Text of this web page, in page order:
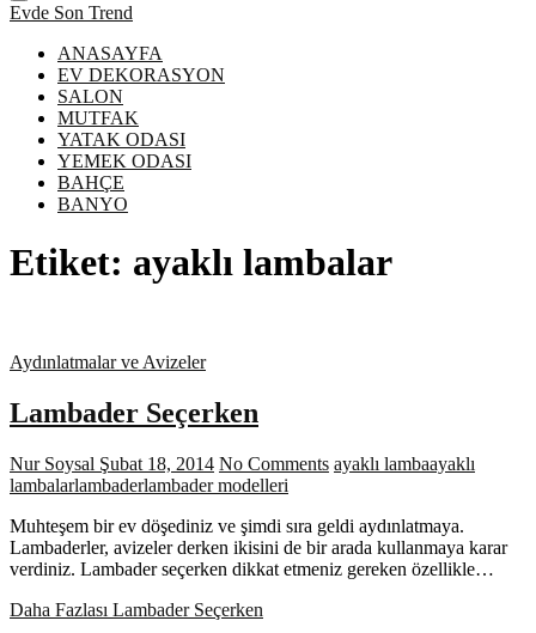
Evde Son Trend
ANASAYFA
EV DEKORASYON
SALON
MUTFAK
YATAK ODASI
YEMEK ODASI
BAHÇE
BANYO
Etiket: ayaklı lambalar
Aydınlatmalar ve Avizeler
Lambader Seçerken
Nur Soysal Şubat 18, 2014 No Comments ayaklı lambaayaklı
lambalarlambaderlambader modelleri
Muhteşem bir ev döşediniz ve şimdi sıra geldi aydınlatmaya.
Lambaderler, avizeler derken ikisini de bir arada kullanmaya karar
verdiniz. Lambader seçerken dikkat etmeniz gereken özellikle…
Daha Fazlası Lambader Seçerken